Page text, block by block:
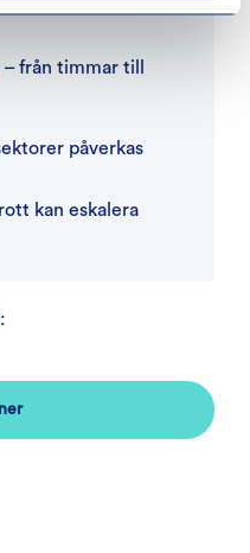
från timmar till
påverkas
kan eskalera